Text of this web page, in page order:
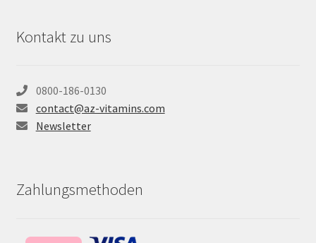
Kontakt zu uns
0800-186-0130
contact@az-vitamins.com
Newsletter
Zahlungsmethoden